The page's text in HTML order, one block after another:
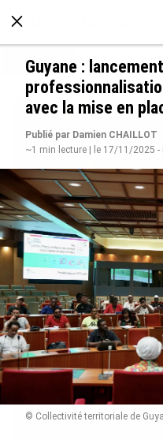
À LA UNE POLITIQUE
Grandes figures des
Paulette Nardal, les
cœur du mouvement
le 09/08/2026
Guyane :
avec la mise en
Publié par Damien CHAILLOT
~1 min lecture | le 17/11/2025 -
© Collectivité territoriale de